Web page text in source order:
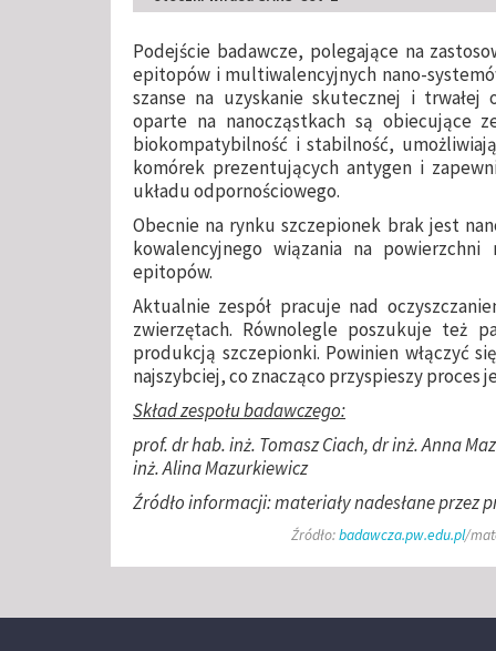
Podejście badawcze, polegające na
epitopów i multiwalencyjnych nano-
szanse na uzyskanie skutecznej i trwałej
oparte na nanocząstkach są obiecujące
biokompatybilność i stabilność,
komórek prezentujących antygen i
układu odpornościowego.
Obecnie na rynku szczepionek brak jest
kowalencyjnego wiązania na
epitopów.
Aktualnie zespół pracuje nad
zwierzętach. Równolegle poszukuje też
produkcją szczepionki. Powinien włączyć
najszybciej, co znacząco przyspieszy proces
Skład zespołu badawczego:
prof. dr hab. inż. Tomasz Ciach, dr inż. Anna
inż. Alina Mazurkiewicz
Źródło informacji: materiały nadesłane przez
Źródło:badawcza.pw.edu.pl/